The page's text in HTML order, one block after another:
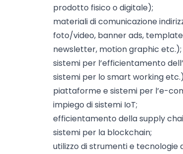
prodotto fisico o digitale);
materiali di comunicazione
foto/video, banner ads,
newsletter, motion graphic etc.);
sistemi per l’efficientamento
sistemi per lo smart working
piattaforme e sistemi per l’e-
impiego di sistemi IoT;
efficientamento della supply
sistemi per la blockchain;
utilizzo di strumenti e tecnologie